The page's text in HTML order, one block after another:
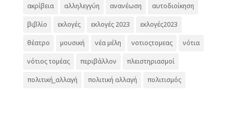
ακρίβεια αλληλεγγύη ανανέωση αυτοδιοίκηση
βιβλίο εκλογές εκλογές 2023 εκλογές2023
θέατρο μουσική νέα μέλη νοτιοςτομεας νότια
νότιος τομέας περιβάλλον πλειστηριασμοί
πολιτική_αλλαγή πολιτική αλλαγή πολιτισμός